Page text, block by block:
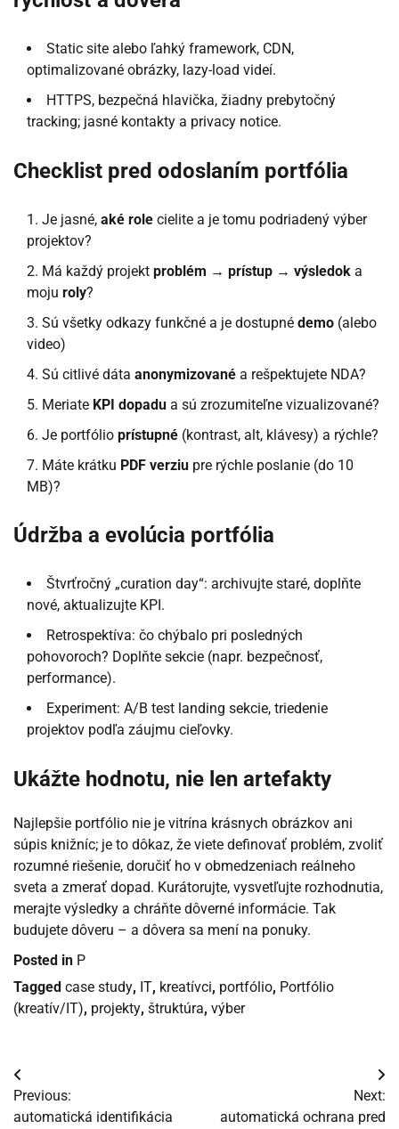
Static site alebo ľahký framework, CDN,
optimalizované obrázky, lazy-load videí.
HTTPS, bezpečná hlavička, žiadny prebytočný
tracking; jasné kontakty a privacy notice.
Checklist pred odoslaním portfólia
Je jasné, aké role cielite a je tomu podriadený výber
projektov?
Má každý projekt problém → prístup → výsledok a
moju roly?
Sú všetky odkazy funkčné a je dostupné demo (alebo
video)
Sú citlivé dáta anonymizované a rešpektujete NDA?
Meriate KPI dopadu a sú zrozumiteľne vizualizované?
Je portfólio prístupné (kontrast, alt, klávesy) a rýchle?
Máte krátku PDF verziu pre rýchle poslanie (do 10
MB)?
Údržba a evolúcia portfólia
Štvrťročný „curation day“: archivujte staré, doplňte
nové, aktualizujte KPI.
Retrospektíva: čo chýbalo pri posledných
pohovoroch? Doplňte sekcie (napr. bezpečnosť,
performance).
Experiment: A/B test landing sekcie, triedenie
projektov podľa záujmu cieľovky.
Ukážte hodnotu, nie len artefakty
Najlepšie portfólio nie je vitrína krásnych obrázkov ani
súpis knižníc; je to dôkaz, že viete definovať problém, zvoliť
rozumné riešenie, doručiť ho v obmedzeniach reálneho
sveta a zmerať dopad. Kurátorujte, vysvetľujte rozhodnutia,
merajte výsledky a chráňte dôverné informácie. Tak
budujete dôveru – a dôvera sa mení na ponuky.
Posted in P
Tagged case study, IT, kreatívci, portfólio, Portfólio
(kreatív/IT), projekty, štruktúra, výber
Navigácia
v
Previous:
automatická identifikácia
Next:
automatická ochrana pred